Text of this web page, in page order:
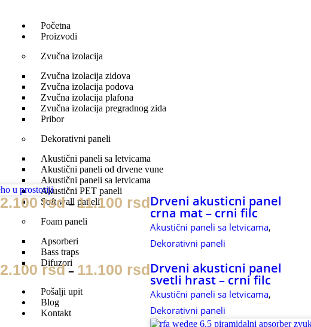
Početna
Proizvodi
Zvučna izolacija
Zvučna izolacija zidova
Zvučna izolacija podova
Zvučna izolacija plafona
Zvučna izolacija pregradnog zida
Pribor
Dekorativni paneli
Akustični paneli sa letvicama
Akustični paneli od drvene vune
Akustični paneli sa letvicama
Akustični PET paneli
Soft wall paneli
Foam paneli
Apsorberi
Bass traps
Difuzori
Pošalji upit
Blog
Kontakt
2.100rsd–11.100 rsdDrveni akusticni panel
crna mat – crni filc
Akustični paneli sa letvicama,
Dekorativni paneli
2.100rsd– 11.100 rsdDrveni akusticni panel
svetli hrast – crni filc
Akustični paneli sa letvicama,
Dekorativni paneli